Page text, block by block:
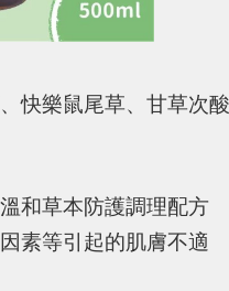
快樂鼠尾草、甘草次
和草本防護調理配方
素等引起的肌膚不適